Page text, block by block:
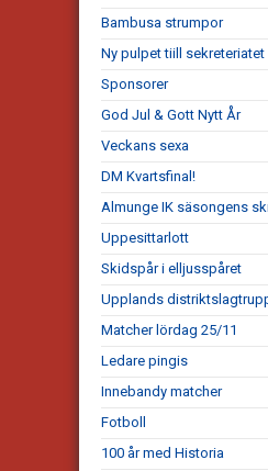
Bambusa strumpor
Ny pulpet tiill sekreteriatet
Sponsorer
God Jul & Gott Nytt År
Veckans sexa
DM Kvartsfinal!
Almunge IK säsongens
Uppesittarlott
Skidspår i elljusspåret
Upplands
Matcher lördag 25/11
Ledare pingis
Innebandy matcher
Fotboll
100 år med Historia